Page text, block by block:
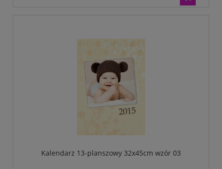
Kalendarz 13-planszowy 32x45cm wzór 03